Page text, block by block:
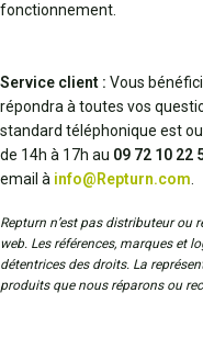
fonctionnement.
Service client : Vous
répondra à toutes vos
standard téléphonique est
de 14h à 17h au 09 72 10 22
email à info@Repturn.com
Repturn n’est pas distributeur ou
web. Les références, marques et
détentrices des droits. La
produits que nous réparons ou